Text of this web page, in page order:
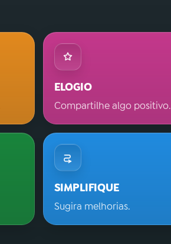
ELOGIO
Compartilhe algo positivo.
SIMPLIFIQUE
Sugira melhorias.